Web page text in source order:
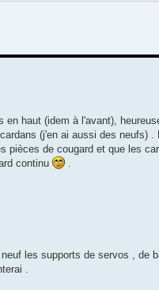
haut (idem à l'avant),
(j'en ai aussi des neufs) .
de cougard et que les
continu
les supports de servos , de
.